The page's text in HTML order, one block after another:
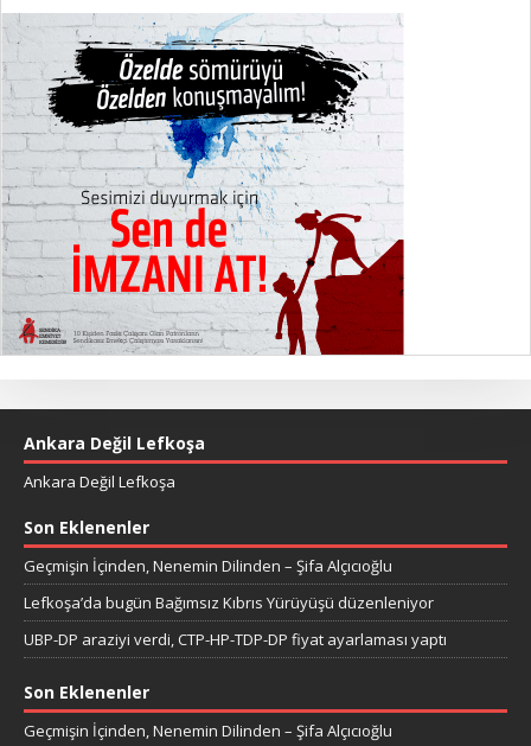
Ankara Değil Lefkoşa
Ankara Değil Lefkoşa
Son Eklenenler
Geçmişin İçinden, Nenemin Dilinden – Şifa Alçıcıoğlu
Lefkoşa’da bugün Bağımsız Kıbrıs Yürüyüşü düzenleniyor
UBP-DP araziyi verdi, CTP-HP-TDP-DP fiyat ayarlaması yaptı
Son Eklenenler
Geçmişin İçinden, Nenemin Dilinden – Şifa Alçıcıoğlu